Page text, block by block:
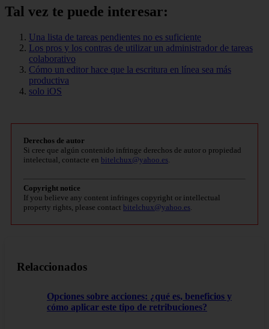
Tal vez te puede interesar:
Una lista de tareas pendientes no es suficiente
Los pros y los contras de utilizar un administrador de tareas
colaborativo
Cómo un editor hace que la escritura en línea sea más
productiva
solo iOS
Derechos de autor
Si cree que algún contenido infringe derechos de autor o propiedad
intelectual, contacte en bitelchux@yahoo.es.
Copyright notice
If you believe any content infringes copyright or intellectual
property rights, please contact bitelchux@yahoo.es.
Relaccionados
Opciones sobre acciones: ¿qué es, beneficios y
cómo aplicar este tipo de retribuciones?